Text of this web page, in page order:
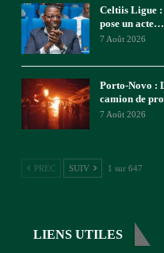
Celtiis Ligue :
pose un acte…
7 Août 2026
Porto-Novo :
camion de
7 Août 2026
PREC SUIV 1 sur 647
LIENS UTILES